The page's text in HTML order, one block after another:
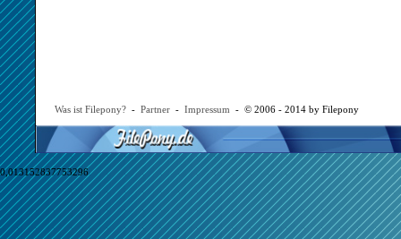
Was ist Filepony? - Partner - Impressum - © 2006 - 2014 by Filepony
0,013152837753296